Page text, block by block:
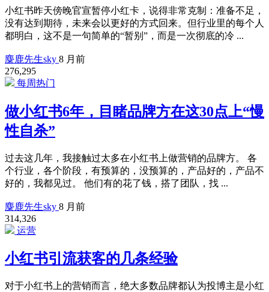
小红书昨天傍晚官宣暂停小红卡，说得非常克制：准备不足，
没有达到期待，未来会以更好的方式回来。但行业里的每个人
都明白，这不是一句简单的“暂别”，而是一次彻底的冷 ...
麋鹿先生sky 8 月前
276,295
每周热门
做小红书6年，目睹品牌方在这30点上“慢
性自杀”
过去这几年，我接触过太多在小红书上做营销的品牌方。 各
个行业，各个阶段，有预算的，没预算的，产品好的，产品不
好的，我都见过。 他们有的花了钱，搭了团队，找 ...
麋鹿先生sky 8 月前
314,326
运营
小红书引流获客的几条经验
对于小红书上的营销而言，绝大多数品牌都认为投博主是小红